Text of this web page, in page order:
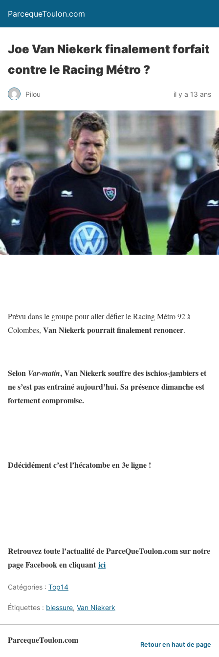
ParcequeToulon.com
Joe Van Niekerk finalement forfait
contre le Racing Métro ?
Pilou il y a 13 ans
Prévu dans le groupe pour aller défier le Racing Métro 92 à
Colombes, Van Niekerk pourrait finalement renoncer.
Selon Var-matin, Van Niekerk souffre des ischios-jambiers et
ne s’est pas entrainé aujourd’hui. Sa présence dimanche est
fortement compromise.
Ddécidément c’est l’hécatombe en 3e ligne !
Retrouvez toute l’actualité de ParceQueToulon.com sur notre
page Facebook en cliquant ici
Catégories : Top14
Étiquettes : blessure, Van Niekerk
ParcequeToulon.com Retour en haut de page